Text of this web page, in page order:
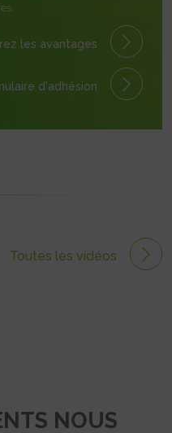
les avantages
d'adhésion
Toutes les vidéos
NOUS